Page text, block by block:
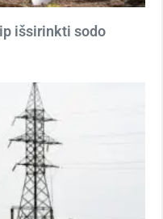
išsirinkti sodo